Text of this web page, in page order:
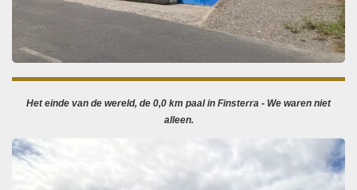
Het einde van de wereld, de 0,0 km paal in Finsterra - We waren niet
alleen.